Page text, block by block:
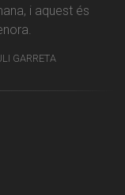
i aquest és
GARRETA